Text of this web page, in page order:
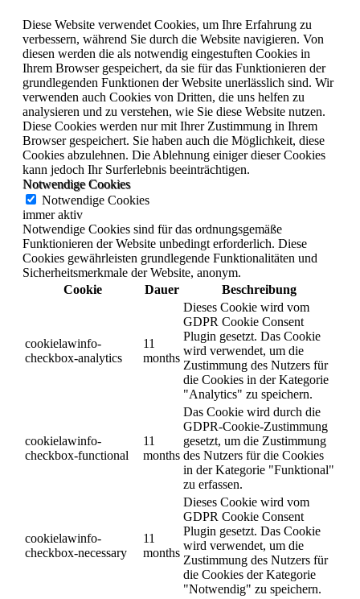
Diese Website verwendet Cookies, um Ihre Erfahrung zu
verbessern, während Sie durch die Website navigieren. Von
diesen werden die als notwendig eingestuften Cookies in
Ihrem Browser gespeichert, da sie für das Funktionieren der
grundlegenden Funktionen der Website unerlässlich sind. Wir
verwenden auch Cookies von Dritten, die uns helfen zu
analysieren und zu verstehen, wie Sie diese Website nutzen.
Diese Cookies werden nur mit Ihrer Zustimmung in Ihrem
Browser gespeichert. Sie haben auch die Möglichkeit, diese
Cookies abzulehnen. Die Ablehnung einiger dieser Cookies
kann jedoch Ihr Surferlebnis beeinträchtigen.
Notwendige Cookies
Notwendige Cookies
immer aktiv
Notwendige Cookies sind für das ordnungsgemäße
Funktionieren der Website unbedingt erforderlich. Diese
Cookies gewährleisten grundlegende Funktionalitäten und
Sicherheitsmerkmale der Website, anonym.
Cookie
Dauer Beschreibung
cookielawinfo-
checkbox-analytics
11
months
Dieses Cookie wird vom
GDPR Cookie Consent
Plugin gesetzt. Das Cookie
wird verwendet, um die
Zustimmung des Nutzers für
die Cookies in der Kategorie
"Analytics" zu speichern.
cookielawinfo-
checkbox-functional
11
months
Das Cookie wird durch die
GDPR-Cookie-Zustimmung
gesetzt, um die Zustimmung
des Nutzers für die Cookies
in der Kategorie "Funktional"
zu erfassen.
cookielawinfo-
checkbox-necessary
11
months
Dieses Cookie wird vom
GDPR Cookie Consent
Plugin gesetzt. Das Cookie
wird verwendet, um die
Zustimmung des Nutzers für
die Cookies der Kategorie
"Notwendig" zu speichern.